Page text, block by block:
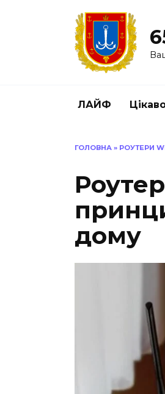
ЛАЙФ
ГОЛОВНА » РОУТЕРИ
дому